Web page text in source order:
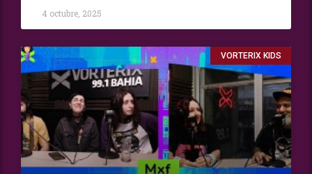
4 octubre, 2025
VORTERIX KIDS